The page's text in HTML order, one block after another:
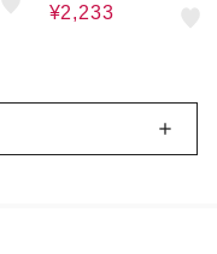
つ】
¥2,233